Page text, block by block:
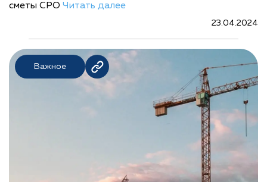
сметы СРО Читать далее
23.04.2024
Важное